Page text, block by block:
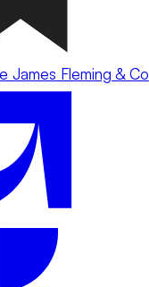
James Fleming & Co